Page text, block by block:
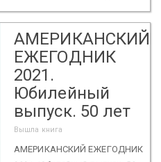
АМЕРИКАНСКИЙ
ЕЖЕГОДНИК
2021.
Юбилейный
выпуск. 50 лет
Вышла книга
АМЕРИКАНСКИЙ ЕЖЕГОДНИК